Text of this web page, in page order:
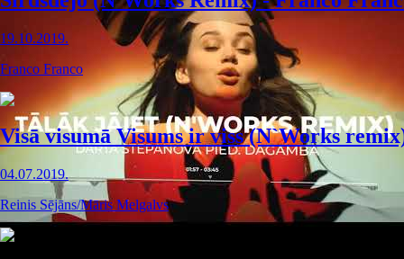
19.10.2019.
Franco Franco
Visā visumā Visums ir viss (N`Works
04.07.2019.
Reinis Sējāns/Māris Melgalvs